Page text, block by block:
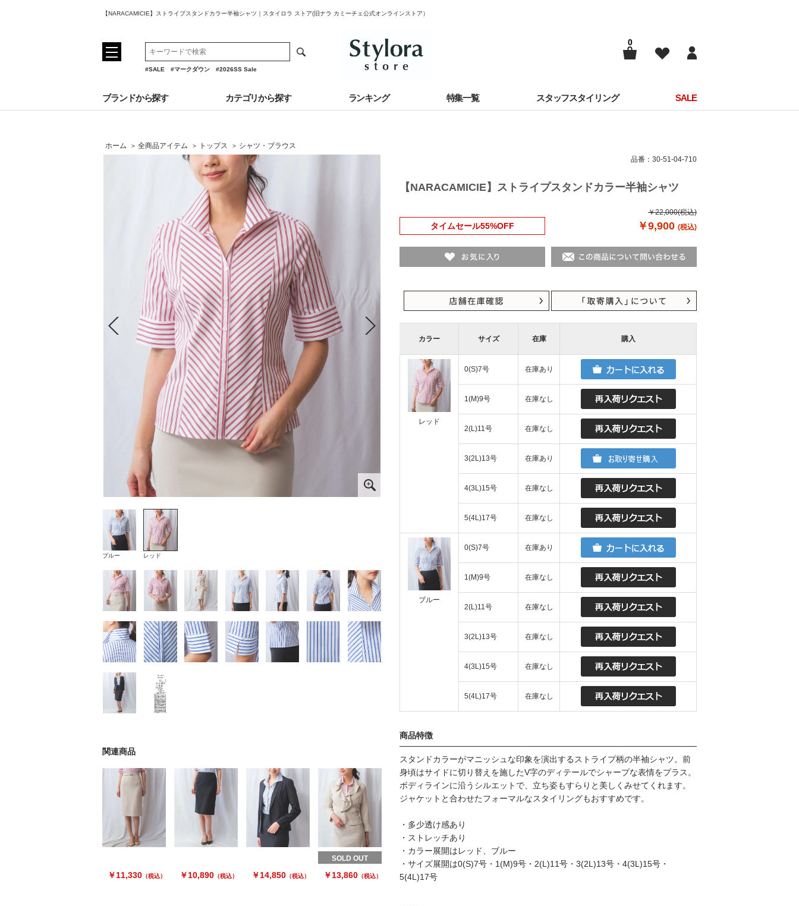
【NARACAMICIE】ストライプスタンドカラー半袖シャツ｜スタイロラ ストア(旧ナラ カミーチェ公式オンラインストア）
#SALE #マークダウン #2026SS Sale
0
ブランドから探す カテゴリから探す ランキング 特集一覧 スタッフスタイリング SALE
ホーム > 全商品アイテム > トップス > シャツ・ブラウス
ブルー レッド
関連商品
￥11,330 （税込） ￥10,890 （税込） ￥14,850 （税込）
SOLD OUT
￥13,860 （税込）
品番：30-51-04-710
【NARACAMICIE】ストライプスタンドカラー半袖シャツ
￥22,000(税込)
タイムセール55%OFF ￥9,900 (税込)
カラー サイズ 在庫 購入
レッド
0(S)7号 在庫あり
1(M)9号 在庫なし
2(L)11号 在庫なし
3(2L)13号 在庫あり
4(3L)15号 在庫なし
5(4L)17号 在庫なし
ブルー
0(S)7号 在庫あり
1(M)9号 在庫なし
2(L)11号 在庫なし
3(2L)13号 在庫なし
4(3L)15号 在庫なし
5(4L)17号 在庫なし
商品特徴
スタンドカラーがマニッシュな印象を演出するストライプ柄の半袖シャツ。前
身頃はサイドに切り替えを施したV字のディテールでシャープな表情をプラス。
ボディラインに沿うシルエットで、立ち姿もすらりと美しくみせてくれます。
ジャケットと合わせたフォーマルなスタイリングもおすすめです。
・多少透け感あり
・ストレッチあり
・カラー展開はレッド、ブルー
・サイズ展開は0(S)7号・1(M)9号・2(L)11号・3(2L)13号・4(3L)15号・
5(4L)17号